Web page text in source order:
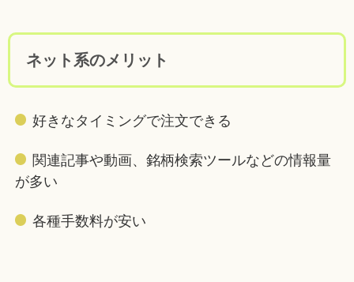
ネット系のメリット
好きなタイミングで注文できる
関連記事や動画、銘柄検索ツールなどの情報量
が多い
各種手数料が安い